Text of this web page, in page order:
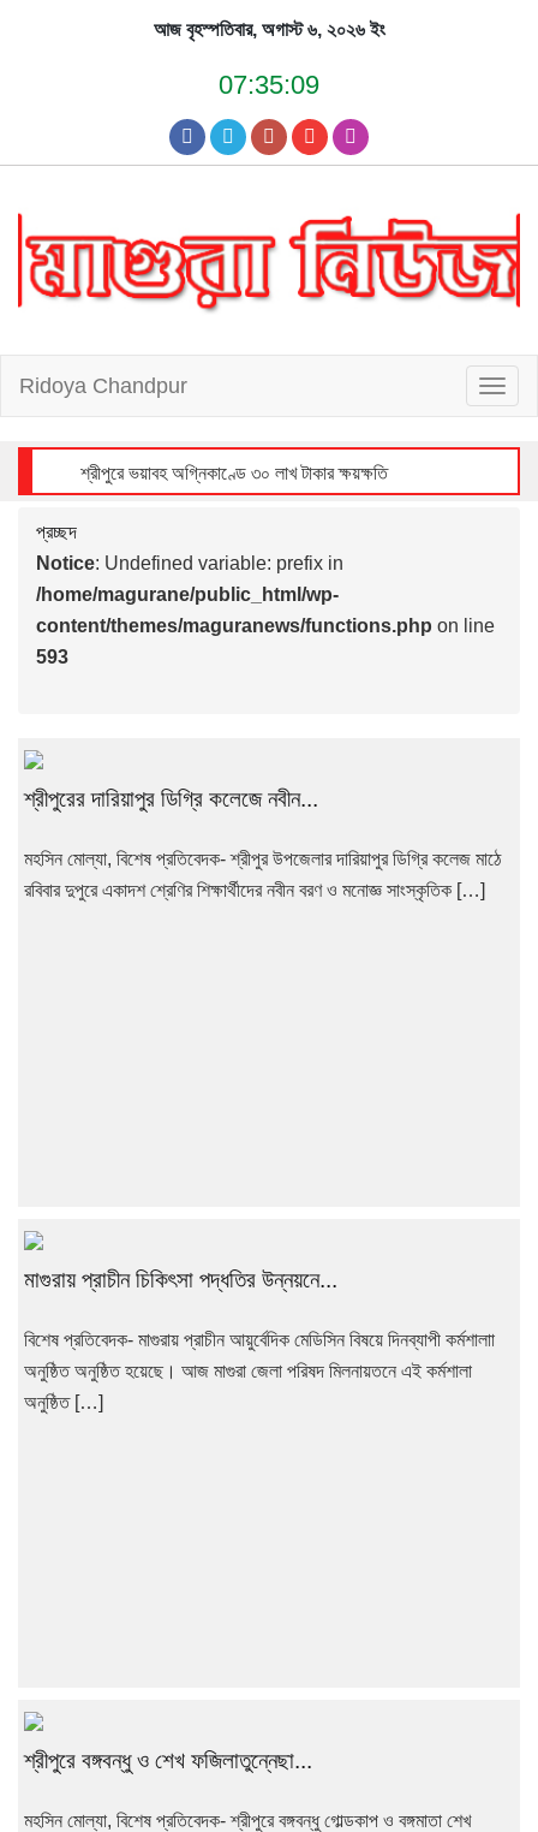
আজ বৃহস্পতিবার, অগাস্ট ৬, ২০২৬ ইং
07:35:09
T
o
g
l
a
t
Ridoya Chandpur
শ্রীপুরে ভয়াবহ অগ্নিকাণ্ডে ৩০ লাখ টাকার ক্ষয়ক্ষতি
প্রচ্ছদ
Notice: Undefined variable: prefix in
/home/magurane/public_html/wp-
content/themes/maguranews/functions.php on line
593
শ্রীপুরের দারিয়াপুর ডিগ্রি কলেজে নবীন...
মহসিন মোল্যা, বিশেষ প্রতিবেদক- শ্রীপুর উপজেলার দারিয়াপুর ডিগ্রি কলেজ মাঠে
রবিবার দুপুরে একাদশ শ্রেণির শিক্ষার্থীদের নবীন বরণ ও মনোজ্ঞ সাংস্কৃতিক […]
মাগুরায় প্রাচীন চিকিৎসা পদ্ধতির উন্নয়নে...
বিশেষ প্রতিবেদক- মাগুরায় প্রাচীন আয়ুর্বেদিক মেডিসিন বিষয়ে দিনব্যাপী কর্মশালাা
অনুষ্ঠিত অনুষ্ঠিত হয়েছে। আজ মাগুরা জেলা পরিষদ মিলনায়তনে এই কর্মশালা
অনুষ্ঠিত […]
শ্রীপুরে বঙ্গবন্ধু ও শেখ ফজিলাতুন্নেছা...
মহসিন মোল্যা, বিশেষ প্রতিবেদক- শ্রীপুরে বঙ্গবন্ধু গোল্ডকাপ ও বঙ্গমাতা শেখ